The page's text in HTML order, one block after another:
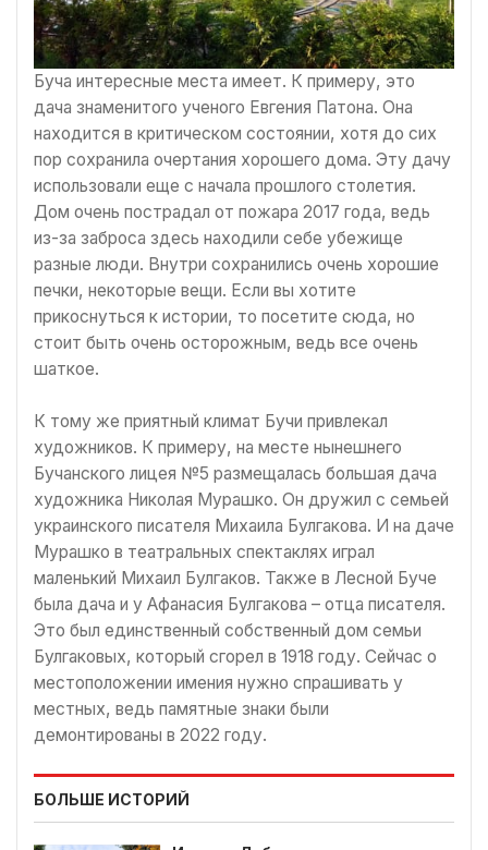
Буча интересные места имеет. К примеру, это
дача знаменитого ученого Евгения Патона. Она
находится в критическом состоянии, хотя до сих
пор сохранила очертания хорошего дома. Эту дачу
использовали еще с начала прошлого столетия.
Дом очень пострадал от пожара 2017 года, ведь
из-за заброса здесь находили себе убежище
разные люди. Внутри сохранились очень хорошие
печки, некоторые вещи. Если вы хотите
прикоснуться к истории, то посетите сюда, но
стоит быть очень осторожным, ведь все очень
шаткое.
К тому же приятный климат Бучи привлекал
художников. К примеру, на месте нынешнего
Бучанского лицея №5 размещалась большая дача
художника Николая Мурашко. Он дружил с семьей
украинского писателя Михаила Булгакова. И на даче
Мурашко в театральных спектаклях играл
маленький Михаил Булгаков. Также в Лесной Буче
была дача и у Афанасия Булгакова – отца писателя.
Это был единственный собственный дом семьи
Булгаковых, который сгорел в 1918 году. Сейчас о
местоположении имения нужно спрашивать у
местных, ведь памятные знаки были
демонтированы в 2022 году.
БОЛЬШЕ ИСТОРИЙ